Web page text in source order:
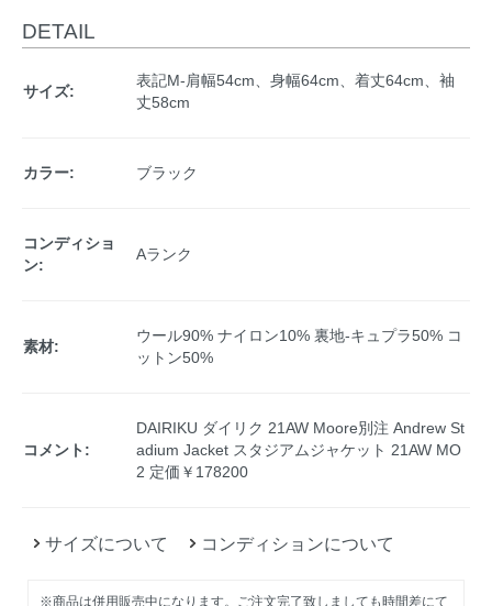
DETAIL
サイズ:
表記M-肩幅54cm、身幅64cm、着丈64cm、袖
丈58cm
カラー: ブラック
コンディショ
ン:
Aランク
素材:
ウール90% ナイロン10% 裏地-キュプラ50% コ
ットン50%
コメント:
DAIRIKU ダイリク 21AW Moore別注 Andrew St
adium Jacket スタジアムジャケット 21AW MO
2 定価￥178200
サイズについて コンディションについて
※商品は併用販売中になります。ご注文完了致しましても時間差にて